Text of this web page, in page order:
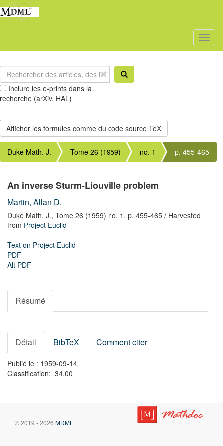
Inclure les e-prints dans la
recherche (arXiv, HAL)
Duke Math. J. Tome 26 (1959) no. 1 p. 455-465
An inverse Sturm-Liouville problem
Martin, Allan D.
Duke Math. J., Tome 26 (1959) no. 1, p. 455-465 / Harvested
from Project Euclid
Text on Project Euclid
PDF
Alt PDF
Résumé
Détail BibTeX Comment citer
Publié le : 1959-09-14
Classification: 34.00
© 2019 - 2026 MDML